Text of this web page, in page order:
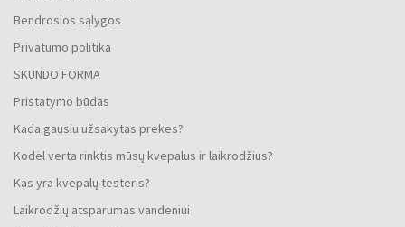
Bendrosios sąlygos
Privatumo politika
SKUNDO FORMA
Pristatymo būdas
Kada gausiu užsakytas prekes?
Kodėl verta rinktis mūsų kvepalus ir laikrodžius?
Kas yra kvepalų testeris?
Laikrodžių atsparumas vandeniui